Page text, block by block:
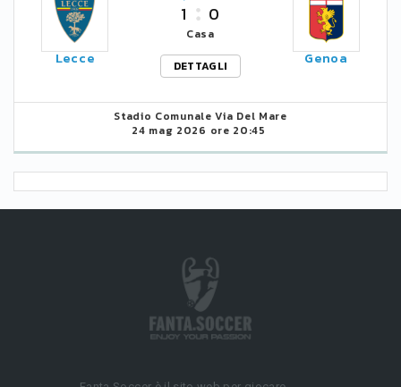
Lecce
1 0
Casa
DETTAGLI
Genoa
Stadio Comunale Via Del Mare
24 mag 2026 ore 20:45